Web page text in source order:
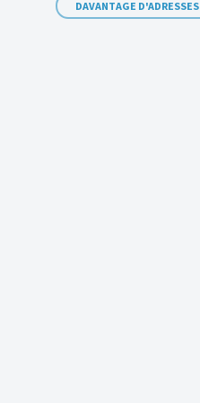
DAVANTAGE D'ADRESSES